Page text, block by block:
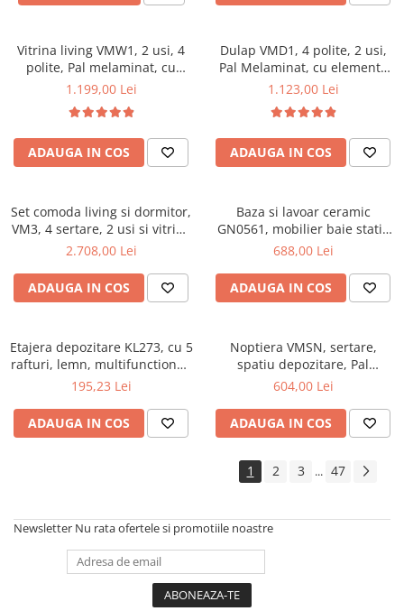
Vitrina living VMW1, 2 usi, 4
polite, Pal melaminat, cu
insertii MDF, Nuc
1.199,00 Lei
ADAUGA IN COS
Dulap VMD1, 4 polite, 2 usi,
Pal Melaminat, cu elemente
din MDF, Nuc
1.123,00 Lei
ADAUGA IN COS
Set comoda living si dormitor,
VM3, 4 sertare, 2 usi si vitrina
suprapozabila VMN4, 2 usi, 2
insertii MDF, Nuc
2.708,00 Lei
ADAUGA IN COS
Baza si lavoar ceramic
GN0561, mobilier baie stativ
50 cm, front MDF, 2 usi, 2
reglabile, alb/antracit
688,00 Lei
ADAUGA IN COS
Etajera depozitare KL273, cu 5
rafturi, lemn, multifunctional,
natur
195,23 Lei
ADAUGA IN COS
Noptiera VMSN, sertare,
spatiu depozitare, Pal
Melaminat, insertii MDF, Nuc
604,00 Lei
ADAUGA IN COS
1 2 3 ... 47
Newsletter Nu rata ofertele si promotiile noastre